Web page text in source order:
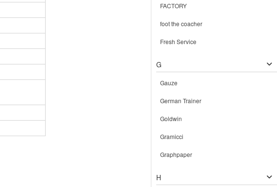
FACTORY
foot the coacher
Fresh Service
G
Gauze
German Trainer
Goldwin
Gramicci
Graphpaper
H